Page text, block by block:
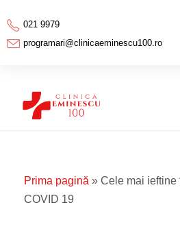
021 9979
programari@clinicaeminescu100.ro
Prima pagină » Cele mai ieftine
COVID 19